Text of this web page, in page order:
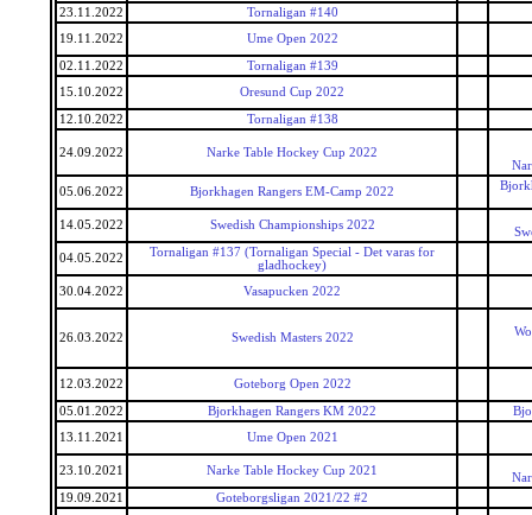
23.11.2022
Tornaligan #140
19.11.2022
Ume Open 2022
02.11.2022
Tornaligan #139
15.10.2022
Oresund Cup 2022
12.10.2022 Tornaligan #138
24.09.2022
Narke Table Hockey Cup 2022
05.06.2022
Bjorkhagen Rangers EM-Camp 2022
14.05.2022 Swedish Championships 2022
04.05.2022
Tornaligan #137 (Tornaligan Special - Det varas for
gladhockey)
30.04.2022
Vasapucken 2022
26.03.2022 Swedish Masters 2022
12.03.2022 Goteborg Open 2022
05.01.2022 Bjorkhagen Rangers KM 2022
13.11.2021
Ume Open 2021
23.10.2021 Narke Table Hockey Cup 2021
19.09.2021
Goteborgsligan 2021/22 #2